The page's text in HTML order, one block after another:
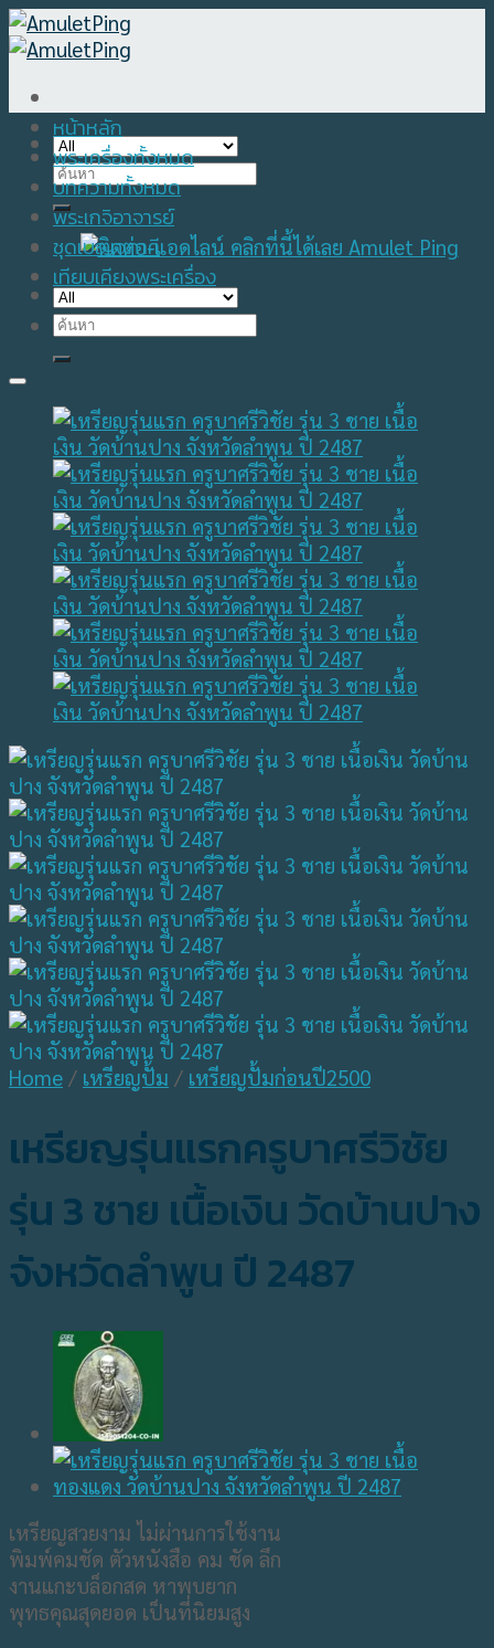
Skip
to
Search
for:
Search
หน้าหลัก
พระเครื่องทั้งหมด
บทความทั้งหมด
พระเกจิอาจารย์
ชุดเบญจภาคี
เทียบเคียงพระเครื่อง
Home / เหรียญปั้ม / เหรียญปั้มก่อนปี2500
เหรียญรุ่นแรกครูบาศรีวิชัย
รุ่น 3 ชาย เนื้อเงิน วัดบ้านปาง
จังหวัดลำพูน ปี 2487
เหรียญสวยงาม ไม่ผ่านการใช้งาน
พิมพ์คมชัด ตัวหนังสือ คม ชัด ลึก
งานแกะบล็อกสด หาพบยาก
พุทธคุณสุดยอด เป็นที่นิยมสูง